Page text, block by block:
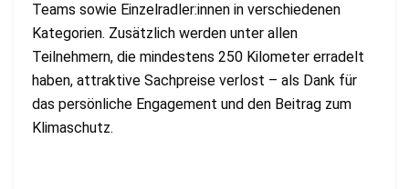
Teams sowie Einzelradler:innen in verschiedenen
Kategorien. Zusätzlich werden unter allen
Teilnehmern, die mindestens 250 Kilometer erradelt
haben, attraktive Sachpreise verlost – als Dank für
das persönliche Engagement und den Beitrag zum
Klimaschutz.